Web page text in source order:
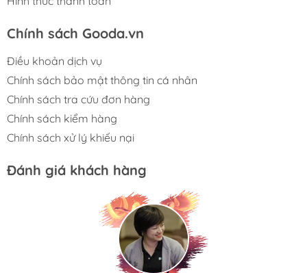
Chính sách Gooda.vn
Điều khoản dịch vụ
Chính sách bảo mật thông tin cá nhân
Chính sách tra cứu đơn hàng
Chính sách kiểm hàng
Chính sách xử lý khiếu nại
Đánh giá khách hàng